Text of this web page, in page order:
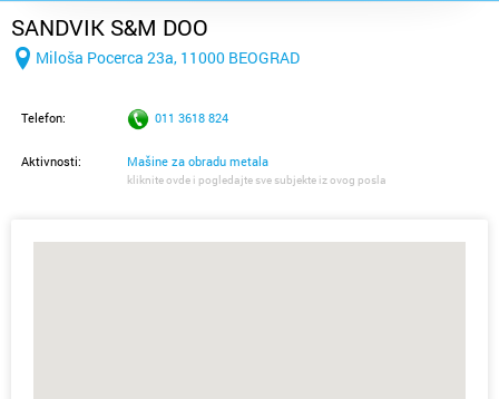
SANDVIK S&M DOO
Miloša Pocerca 23a, 11000 BEOGRAD
Telefon: 011 3618 824
Aktivnosti: Mašine za obradu metala
kliknite ovde i pogledajte sve subjekte iz ovog posla